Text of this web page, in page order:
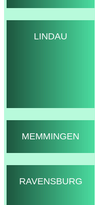
LINDAU
MEMMINGEN
RAVENSBURG